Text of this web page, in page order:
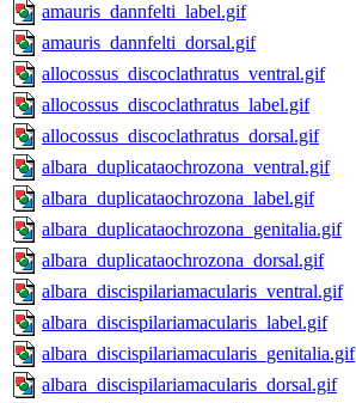
amauris_dannfelti_label.gif
amauris_dannfelti_dorsal.gif
allocossus_discoclathratus_ventral.gif
allocossus_discoclathratus_label.gif
allocossus_discoclathratus_dorsal.gif
albara_duplicataochrozona_ventral.gif
albara_duplicataochrozona_label.gif
albara_duplicataochrozona_genitalia.gif
albara_duplicataochrozona_dorsal.gif
albara_discispilariamacularis_ventral.gif
albara_discispilariamacularis_label.gif
albara_discispilariamacularis_genitalia.gif
albara_discispilariamacularis_dorsal.gif